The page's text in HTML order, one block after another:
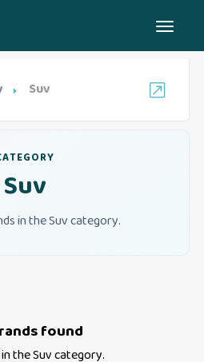
Suv
Suv
in the Suv category.
found
theSuvcategory.